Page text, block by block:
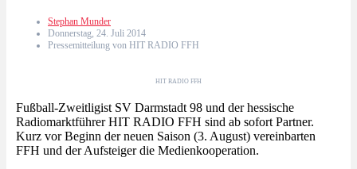
Stephan Munder
Donnerstag, 24. Juli 2014
Pressemitteilung von HIT RADIO FFH
HIT RADIO FFH
Fußball-Zweitligist SV Darmstadt 98 und der hessische
Radiomarktführer HIT RADIO FFH sind ab sofort Partner.
Kurz vor Beginn der neuen Saison (3. August) vereinbarten
FFH und der Aufsteiger die Medienkooperation.